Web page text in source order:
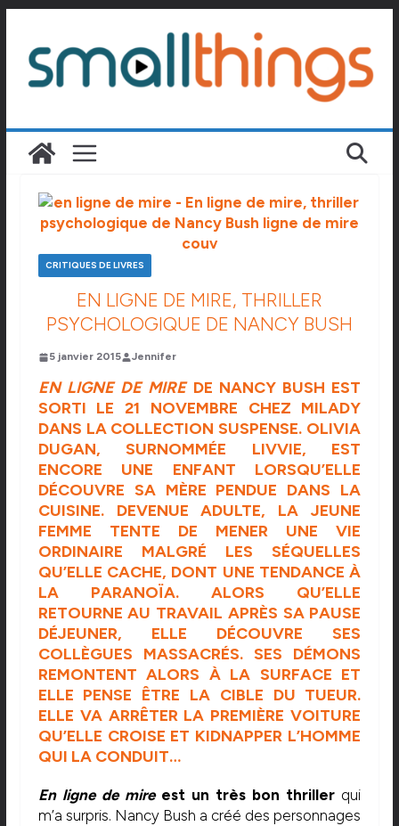
contenu
CRITIQUES DE LIVRES
EN LIGNE DE MIRE, THRILLER
PSYCHOLOGIQUE DE NANCY BUSH
5 janvier 2015 Jennifer
EN LIGNE DE MIREDE NANCY BUSH EST
SORTI LE 21 NOVEMBRE CHEZ MILADY
DANS LA COLLECTION SUSPENSE. OLIVIA
DUGAN, SURNOMMÉE LIVVIE, EST
ENCORE UNE ENFANT LORSQU’ELLE
DÉCOUVRE SA MÈRE PENDUE DANS LA
CUISINE. DEVENUE ADULTE, LA JEUNE
FEMME TENTE DE MENER UNE VIE
ORDINAIRE MALGRÉ LES SÉQUELLES
QU’ELLE CACHE, DONT UNE TENDANCE À
LA PARANOÏA. ALORS QU’ELLE
RETOURNE AU TRAVAIL APRÈS SA PAUSE
DÉJEUNER, ELLE DÉCOUVRE SES
COLLÈGUES MASSACRÉS. SES DÉMONS
REMONTENT ALORS À LA SURFACE ET
ELLE PENSE ÊTRE LA CIBLE DU TUEUR.
ELLE VA ARRÊTER LA PREMIÈRE VOITURE
QU’ELLE CROISE ET KIDNAPPER L’HOMME
QUI LA CONDUIT…
En ligne de mireest un très bon thriller qui
m’a surpris. Nancy Bush a créé des personnages